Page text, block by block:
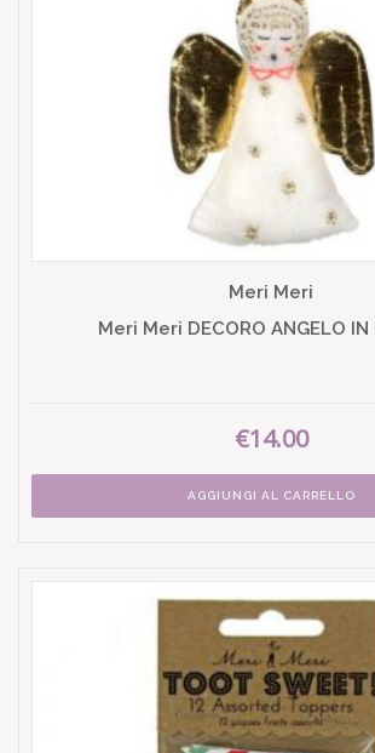
Meri Meri
Meri Meri DECORO ANGELO IN
€14.00
AGGIUNGI AL CARRELLO